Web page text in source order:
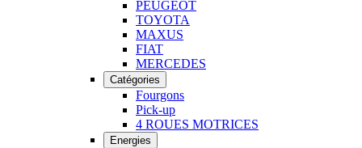
PEUGEOT
TOYOTA
MAXUS
FIAT
MERCEDES
Catégories
Fourgons
Pick-up
4 ROUES MOTRICES
Energies